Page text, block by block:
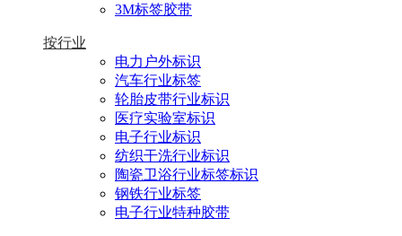
3M标签胶带
按行业
电力户外标识
汽车行业标签
轮胎皮带行业标识
医疗实验室标识
电子行业标识
纺织干洗行业标识
陶瓷卫浴行业标签标识
钢铁行业标签
电子行业特种胶带